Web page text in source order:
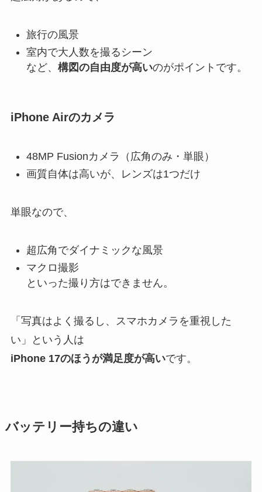
旅行の風景
室内で大人数を撮るシーン
など、 構図の自由度が高いのがポイントです。
iPhone Airのカメラ
48MP Fusionカメラ（広角のみ・単眼）
画質自体は高いが、レンズは1つだけ
単眼なので、
超広角でダイナミックな風景
マクロ撮影
といった撮り方はできません。
「写真はよく撮るし、スマホカメラを重視した
い」という人は
iPhone 17のほうが満足度が高いです。
バッテリー持ちの違い